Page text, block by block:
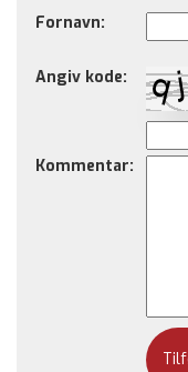
Fornavn:
Angiv kode:
Kommentar: